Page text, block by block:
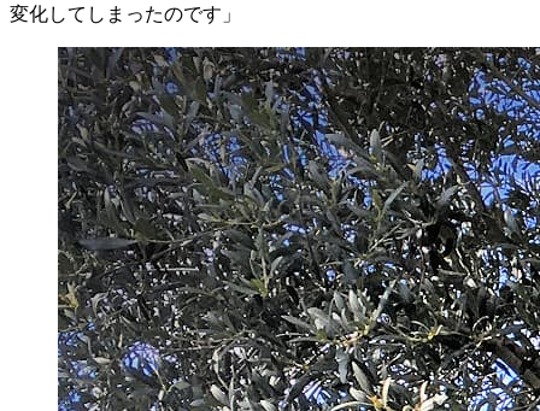
変化してしまったのです」